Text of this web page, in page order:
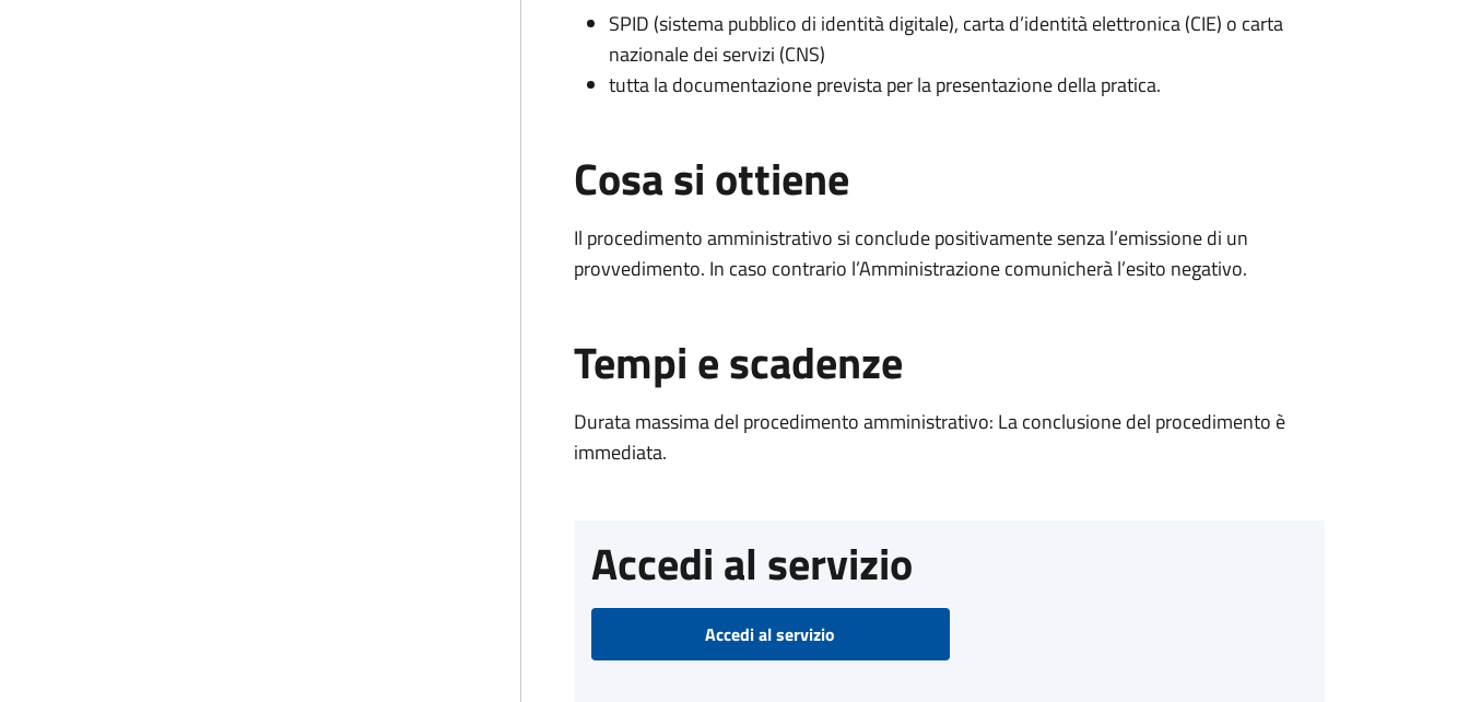
SPID (sistema pubblico di identità digitale), carta d’identità elettronica (CIE) o carta
nazionale dei servizi (CNS)
tutta la documentazione prevista per la presentazione della pratica.
Cosa si ottiene
Il procedimento amministrativo si conclude positivamente senza l’emissione di un
provvedimento. In caso contrario l’Amministrazione comunicherà l’esito negativo.
Tempi e scadenze
Durata massima del procedimento amministrativo: La conclusione del procedimento è
immediata.
Accedi al servizio
Accedi al servizio